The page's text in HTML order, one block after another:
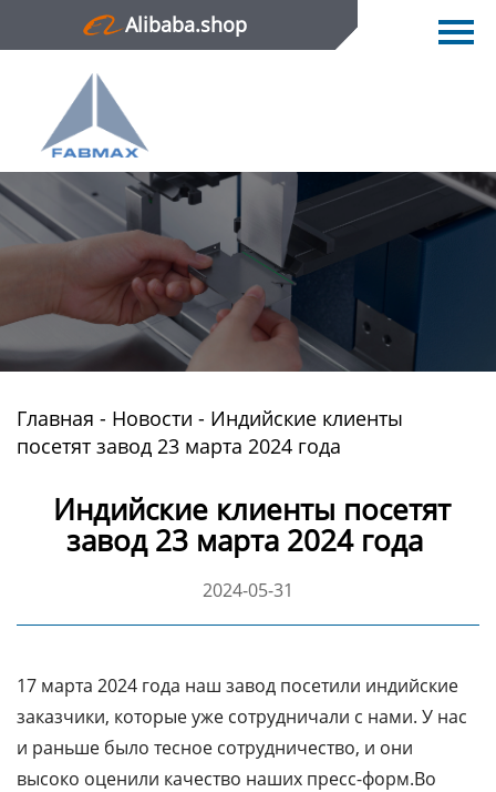
Alibaba.shop
Главная
Продукция
Новости
О нас
Контактная информация
Главная - Новости - Индийские клиенты
посетят завод 23 марта 2024 года
Индийские клиенты посетят
завод 23 марта 2024 года
2024-05-31
17 марта 2024 года наш завод посетили индийские
заказчики, которые уже сотрудничали с нами. У нас
и раньше было тесное сотрудничество, и они
высоко оценили качество наших пресс-форм.Во